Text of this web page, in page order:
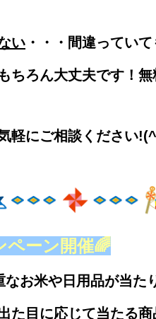
い ・・・間違ってい
ちろん大丈夫です！
軽にご相談ください
ペーン開催🌈
なお米や日用品が当た
た目に応じて当たる商